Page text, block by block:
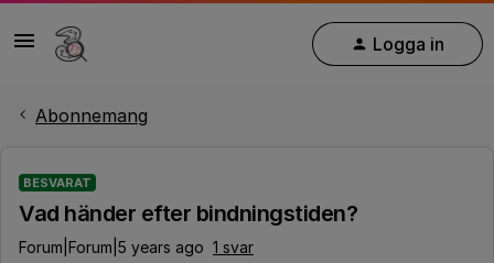
Logga in
Abonnemang
BESVARAT
Vad händer efter bindningstiden?
Forum|Forum|5 years ago 1 svar